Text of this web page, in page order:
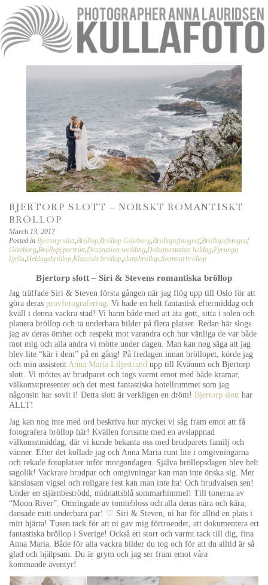
BJERTORP SLOTT – NORSKT ROMANTISKT
BRÖLLOP
March 13, 2017
Posted in Bjertorp slott,Bröllop,Bröllop Göteborg,Bröllopsfotograf,Bröllopsfotograf
Göteborg,Bröllopsporträtt,Destination wedding,Dokumentation heldag,Fyrunga
kyrka,Heldagsbröllop,Klassiskt bröllop,slottsbröllop,Sommarbröllop
Bjertorp slott – Siri & Stevens romantiska bröllop
Jag träffade Siri & Steven första gången när jag flög upp till Oslo för att
göra deras provfotografering. Vi hade en helt fantastisk eftermiddag och
kväll i denna vackra stad! Vi hann både med att äta gott, sitta i solen och
planera bröllop och ta underbara bilder på flera platser. Redan här slogs
jag av deras ömhet och respekt mot varandra och hur vänliga de var både
mot mig och alla andra vi mötte under dagen. Man kan nog säga att jag
blev lite “kär i dem” på en gång! På fredagen innan bröllopet, körde jag
och min assistent Anna Maria Liljestrand upp till Kvänum och Bjertorp
slott. Vi möttes av brudparet och togs varmt emot med både kramar,
välkomstpresenter och det mest fantastiska hotellrummet som jag
någonsin har sovit i! Detta slott är verkligen en dröm! Bjertorp slott har
ALLT!
Jag kan nog inte med ord beskriva hur mycket vi såg fram emot att få
fotografera bröllop här! Kvällen fortsatte med en avslappnad
välkomstmiddag, där vi kunde bekanta oss med brudparets familj och
vänner. Efter det kollade jag och Anna Maria runt lite i omgivningarna
och rekade fotoplatser inför morgondagen. Själva bröllopsdagen blev helt
sagolik! Vackrare brudpar och omgivningar kan man inte önska sig. Mer
känslosam vigsel och roligare fest kan man inte ha! Och brudvalsen sen!
Under en stjärnbeströdd, midnattsblå sommarhimmel! Till tonerna av
“Moon River”. Omringade av tomtebloss och alla deras nära och kära,
dansade mitt underbara par! ♡ Siri & Steven, ni har för alltid en plats i
mitt hjärta! Tusen tack för att ni gav mig förtroendet, att dokumentera ert
fantastiska bröllop i Sverige! Också ett stort och varmt tack till dig, fina
Anna Maria. Både för alla vackra bilder du tog och för att du alltid är så
glad och hjälpsam. Du är grym och jag ser fram emot våra
kommande äventyr!